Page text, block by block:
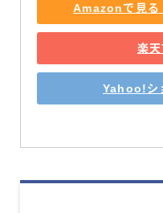
Amazonで見る
楽
Yahoo!シ